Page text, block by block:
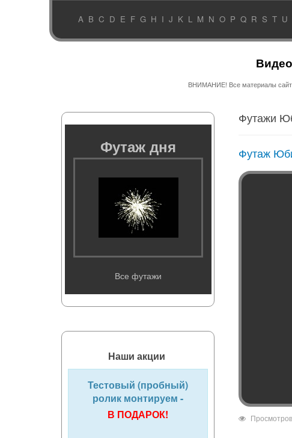
A B C D E F G H I J K L M N O P Q R S T U
ВНИМАНИЕ! Все материалы сайта
Футажи
Футаж
Футаж дня
Все футажи
Наши акции
Тестовый (пробный)
ролик монтируем -
В ПОДАРОК!